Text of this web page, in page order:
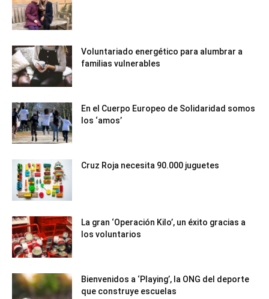
Voluntariado energético para alumbrar a
familias vulnerables
En el Cuerpo Europeo de Solidaridad somos
los ‘amos’
Cruz Roja necesita 90.000 juguetes
La gran ‘Operación Kilo’, un éxito gracias a
los voluntarios
Bienvenidos a ‘Playing’, la ONG del deporte
que construye escuelas